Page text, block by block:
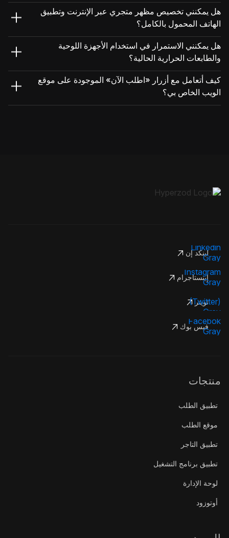
هل يمكنني تخصيص مظهر متجري عبر الإنترنت وتطبيق
الهاتف المحمول بالكامل؟
هل يمكنني الاستمرار في استخدام الأجهزة اللوحية
والطابعات الحرارية الحالية؟
كيف أتعامل مع أزرار «اطلب الآن» الموجودة على موقع
الويب الخاص بي؟
لينكد إن
إينستاجرام
تويتر
فيس بوك
منتجات
تطبيق الطلب
موقع الطلب
تطبيق التاجر
تطبيق برنامج التشغيل
لوحة الإدارة
أوتوزود